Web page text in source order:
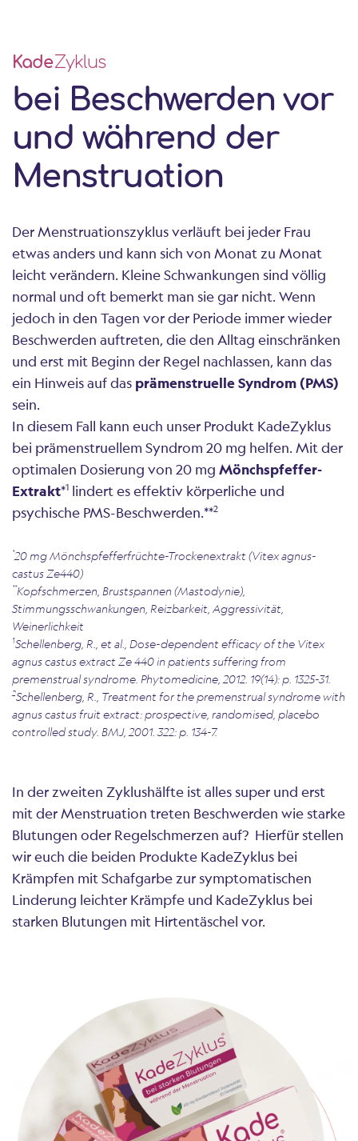
KadeZyklus
bei Beschwerden vor
und während der
Menstruation
Der Menstruationszyklus verläuft bei jeder Frau
etwas anders und kann sich von Monat zu Monat
leicht verändern. Kleine Schwankungen sind völlig
normal und oft bemerkt man sie gar nicht. Wenn
jedoch in den Tagen vor der Periode immer wieder
Beschwerden auftreten, die den Alltag einschränken
und erst mit Beginn der Regel nachlassen, kann das
ein Hinweis auf das prämenstruelle Syndrom (PMS)
sein.
In diesem Fall kann euch unser Produkt KadeZyklus
bei prämenstruellem Syndrom 20 mg helfen. Mit der
optimalen Dosierung von 20 mg Mönchspfeffer-
Extrakt*1 lindert es effektiv körperliche und
psychische PMS-Beschwerden.**2
*20 mg Mönchspfefferfrüchte-Trockenextrakt (Vitex agnus-
castusZe440)
**Kopfschmerzen, Brustspannen (Mastodynie),
Stimmungsschwankungen, Reizbarkeit, Aggressivität,
Weinerlichkeit
1Schellenberg, R., et al., Dose-dependent efficacy of the Vitex
agnus castus extract Ze 440 in patients suffering from
premenstrual syndrome. Phytomedicine, 2012. 19(14): p. 1325-31.
2Schellenberg, R., Treatment for the premenstrual syndrome with
agnus castus fruit extract: prospective, randomised, placebo
controlled study. BMJ, 2001. 322: p. 134-7.
In der zweiten Zyklushälfte ist alles super und erst
mit der Menstruation treten Beschwerden wie starke
Blutungen oder Regelschmerzen auf? Hierfür stellen
wir euch die beiden Produkte KadeZyklus bei
Krämpfen mit Schafgarbe zur symptomatischen
Linderung leichter Krämpfe und KadeZyklus bei
starken Blutungen mit Hirtentäschel vor.